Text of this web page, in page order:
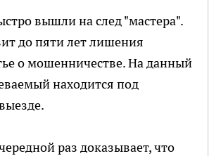
вышли на след "мастера".
до пяти лет лишения
о мошенничестве. На данный
находится под
раз доказывает, что